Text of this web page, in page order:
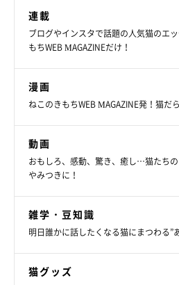
連載
ブログやインスタで話題の人気猫のエ
もちWEB MAGAZINEだけ！
漫画
ねこのきもちWEB MAGAZINE発！猫だ
動画
おもしろ、感動、驚き、癒し…猫たち
やみつきに！
雑学・豆知識
明日誰かに話したくなる猫にまつわる”
猫グッズ